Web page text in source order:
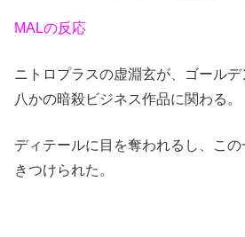
MALの反応
ニトロプラスの虚淵玄が、ゴール
八かの暗殺ビジネス作品に関わる。
ディテールに目を奪われるし、こ
きつけられた。